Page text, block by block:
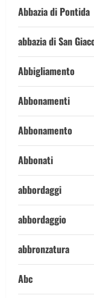
Abbazia di Pontida
abbazia di San
Abbigliamento
Abbonamenti
Abbonamento
Abbonati
abbordaggi
abbordaggio
abbronzatura
Abc